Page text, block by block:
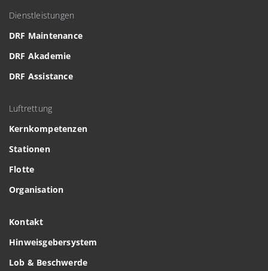
Dienstleistungen
DRF Maintenance
DRF Akademie
DRF Assistance
Luftrettung
Kernkompetenzen
Stationen
Flotte
Organisation
Kontakt
Hinweisgebersystem
Lob & Beschwerde